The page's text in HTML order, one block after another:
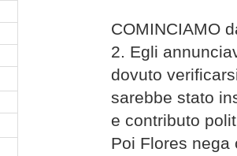
COMINCIAMO
2. Egli
dovuto
sarebbe stato
e contributo
Poi Flores nega